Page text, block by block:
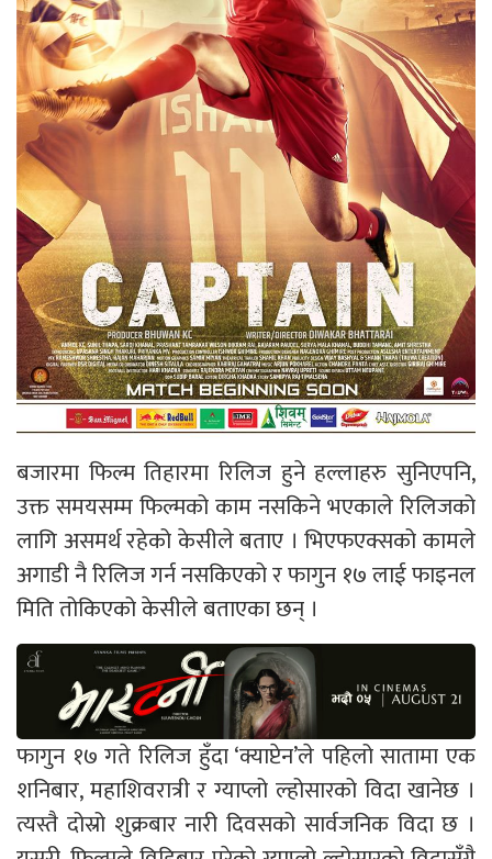
बजारमा फिल्म तिहारमा रिलिज हुने हल्लाहरु सुनिएपनि,
उक्त समयसम्म फिल्मको काम नसकिने भएकाले रिलिजको
लागि असमर्थ रहेको केसीले बताए । भिएफएक्सको कामले
अगाडी नै रिलिज गर्न नसकिएको र फागुन १७ लाई फाइनल
मिति तोकिएको केसीले बताएका छन् ।
फागुन १७ गते रिलिज हुँदा ‘क्याप्टेन’ले पहिलो सातामा एक
शनिबार, महाशिवरात्री र ग्याप्लो ल्होसारको विदा खानेछ ।
त्यस्तै दोस्रो शुक्रबार नारी दिवसको सार्वजनिक विदा छ ।